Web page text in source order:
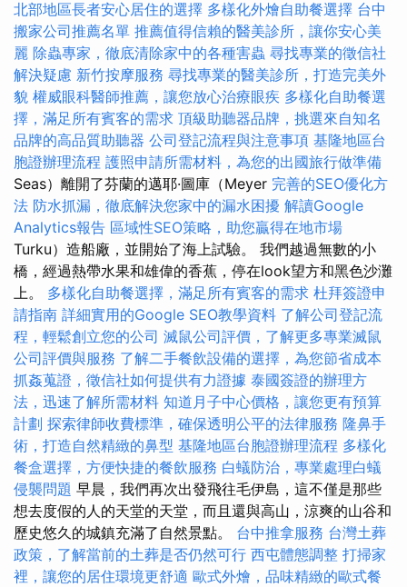
北部地區長者安心居住的選擇 多樣化外燴自助餐選擇 台中
搬家公司推薦名單 推薦值得信賴的醫美診所，讓你安心美
麗 除蟲專家，徹底清除家中的各種害蟲 尋找專業的徵信社
解決疑慮 新竹按摩服務 尋找專業的醫美診所，打造完美外
貌 權威眼科醫師推薦，讓您放心治療眼疾 多樣化自助餐選
擇，滿足所有賓客的需求 頂級助聽器品牌，挑選來自知名
品牌的高品質助聽器 公司登記流程與注意事項 基隆地區台
胞證辦理流程 護照申請所需材料，為您的出國旅行做準備
Seas）離開了芬蘭的邁耶·圖庫（Meyer 完善的SEO優化方
法 防水抓漏，徹底解決您家中的漏水困擾 解讀Google
Analytics報告 區域性SEO策略，助您贏得在地市場
Turku）造船廠，並開始了海上試驗。 我們越過無數的小
橋，經過熱帶水果和雄偉的香蕉，停在look望方和黑色沙灘
上。 多樣化自助餐選擇，滿足所有賓客的需求 杜拜簽證申
請指南 詳細實用的Google SEO教學資料 了解公司登記流
程，輕鬆創立您的公司 滅鼠公司評價，了解更多專業滅鼠
公司評價與服務 了解二手餐飲設備的選擇，為您節省成本
抓姦蒐證，徵信社如何提供有力證據 泰國簽證的辦理方
法，迅速了解所需材料 知道月子中心價格，讓您更有預算
計劃 探索律師收費標準，確保透明公平的法律服務 隆鼻手
術，打造自然精緻的鼻型 基隆地區台胞證辦理流程 多樣化
餐盒選擇，方便快捷的餐飲服務 白蟻防治，專業處理白蟻
侵襲問題 早晨，我們再次出發飛往毛伊島，這不僅是那些
想去度假的人的天堂的天堂，而且還與高山，涼爽的山谷和
歷史悠久的城鎮充滿了自然景點。 台中推拿服務 台灣土葬
政策，了解當前的土葬是否仍然可行 西屯體態調整 打掃家
裡，讓您的居住環境更舒適 歐式外燴，品味精緻的歐式餐